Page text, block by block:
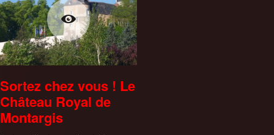
Sortez chez vous ! Le
Château Royal de
Montargis